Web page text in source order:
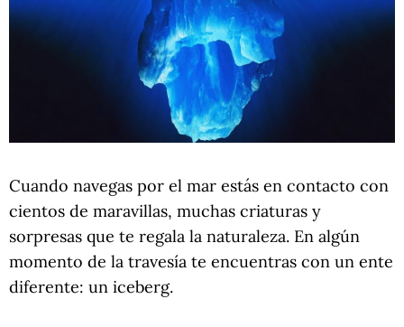
Cuando navegas por el mar estás en contacto con
cientos de maravillas, muchas criaturas y
sorpresas que te regala la naturaleza. En algún
momento de la travesía te encuentras con un ente
diferente: un iceberg.